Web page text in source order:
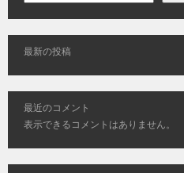
最新の投稿
最近のコメント
表示できるコメントはありません。